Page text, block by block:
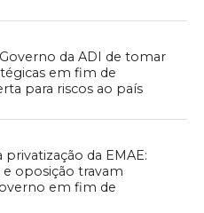
da ADI de tomar
em fim de
para riscos ao país
privatização da EMAE:
oposição travam
em fim de